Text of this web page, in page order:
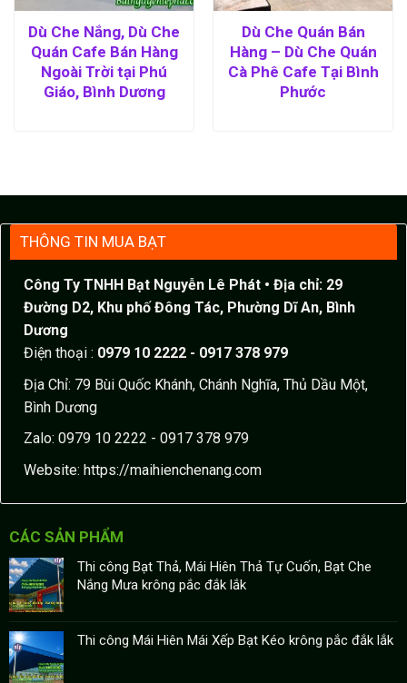
Dù Che Nắng, Dù Che
Quán Cafe Bán Hàng
Ngoài Trời tại Phú
Giáo, Bình Dương
Dù Che Quán Bán
Hàng – Dù Che Quán
Cà Phê Cafe Tại Bình
Phước
THÔNG TIN MUA BẠT
Công Ty TNHH Bạt Nguyễn Lê Phát • Địa chỉ: 29
Đường D2, Khu phố Đông Tác, Phường Dĩ An, Bình
Dương
Điện thoại : 0979 10 2222 - 0917 378 979
Địa Chỉ: 79 Bùi Quốc Khánh, Chánh Nghĩa, Thủ Dầu Một,
Bình Dương
Zalo: 0979 10 2222 - 0917 378 979
Website: https://maihienchenang.com
CÁC SẢN PHẨM
Thi công Bạt Thả, Mái Hiên Thả Tự Cuốn, Bạt Che
Nắng Mưa krông pắc đắk lắk
Thi công Mái Hiên Mái Xếp Bạt Kéo krông pắc đắk lắk